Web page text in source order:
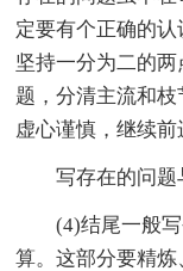
定要有个正确的认
坚持一分为二的
题，分清主流和枝
虚心谨慎，继续前
写存在的问题
(4)结尾一般
算。这部分要精炼